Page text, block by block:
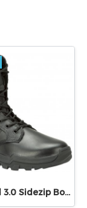
5.11 Speed 3.0 Sidezip Boot